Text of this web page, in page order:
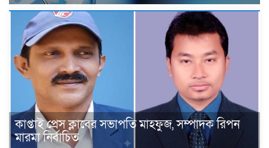
কাপ্তাই প্রেস ক্লাবের সভাপতি মাহফুজ, সম্পাদক রিপন
মারমা নির্বাচিত